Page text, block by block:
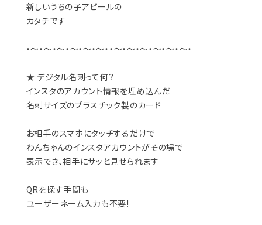
新しいうちの子アピールの
カタチです
・～・～・～・～・～・～・・～・～・～・～・～・～・
★ デジタル名刺って何？
インスタのアカウント情報を埋め込んだ
名刺サイズのプラスチック製のカード
お相手のスマホにタッチするだけで
わんちゃんのインスタアカウントがその場で
表示でき、相手にサッと見せられます
QRを探す手間も
ユーザーネーム入力も不要!